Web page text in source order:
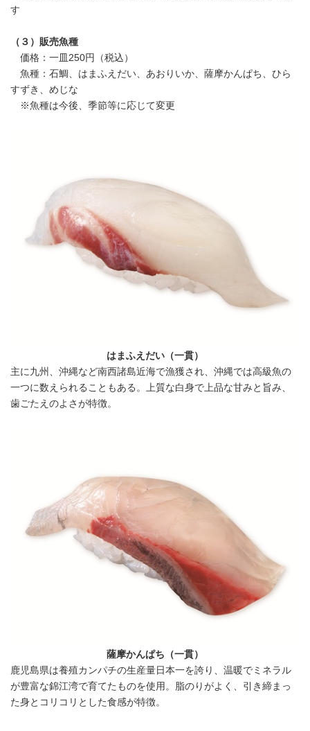
す
（３）販売魚種
価格：一皿250円（税込）
魚種：石鯛、はまふえだい、あおりいか、薩摩かんぱち、ひら
すずき、めじな
※魚種は今後、季節等に応じて変更
はまふえだい（一貫）
主に九州、沖縄など南西諸島近海で漁獲され、沖縄では高級魚の
一つに数えられることもある。上質な白身で上品な甘みと旨み、
歯ごたえのよさが特徴。
薩摩かんぱち（一貫）
鹿児島県は養殖カンパチの生産量日本一を誇り、温暖でミネラル
が豊富な錦江湾で育てたものを使用。脂のりがよく、引き締まっ
た身とコリコリとした食感が特徴。